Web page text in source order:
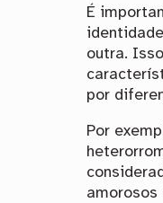
É
outra.
por
Por
amorosos